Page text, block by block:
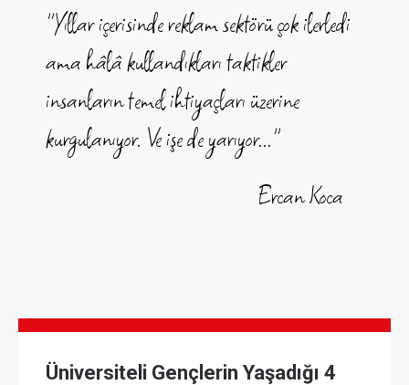
"Yıllar içerisinde reklam sektörü çok ilerledi
ama hâlâ kullandıkları taktikler
insanların temel ihtiyaçları üzerine
kurgulanıyor. Ve işe de yarıyor..."
Ercan Koca
Üniversiteli Gençlerin Yaşadığı 4